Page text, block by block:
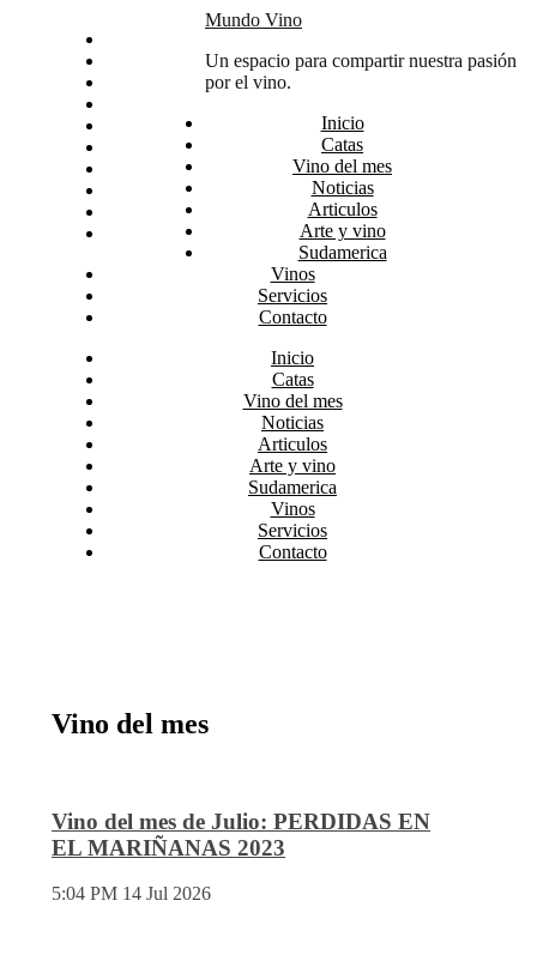
Arte y vino
Sudamerica
Mundo Vino
Un espacio para compartir nuestra pasión
por el vino.
Inicio
Catas
Vino del mes
Noticias
Articulos
Arte y vino
Sudamerica
Vinos
Servicios
Contacto
Inicio
Catas
Vino del mes
Noticias
Articulos
Arte y vino
Sudamerica
Vinos
Servicios
Contacto
Vino del mes
Vino del mes de Julio: PERDIDAS EN
EL MARIÑANAS 2023
5:04 PM 14 Jul 2026